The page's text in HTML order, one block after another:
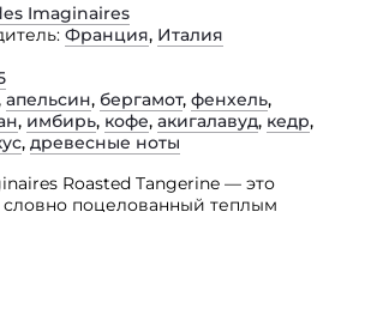
Imaginaires
Франция, Италия
апельсин, бергамот, фенхель,
, имбирь, кофе, акигалавуд, кедр,
, древесные ноты
Roasted Tangerine — это
словно поцелованный теплым
дымные и кожаные нюансы.